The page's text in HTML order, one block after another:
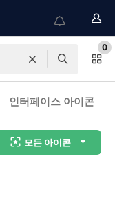
0
인터페이스 아이콘
모든 아이콘